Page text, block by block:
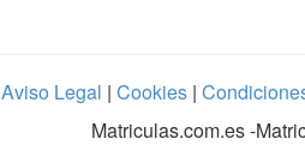
Aviso Legal | Cookies |
Matriculas.com.es-